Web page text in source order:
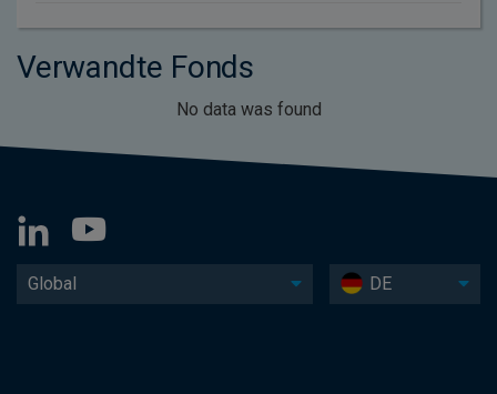
Verwandte Fonds
No data was found
Global DE